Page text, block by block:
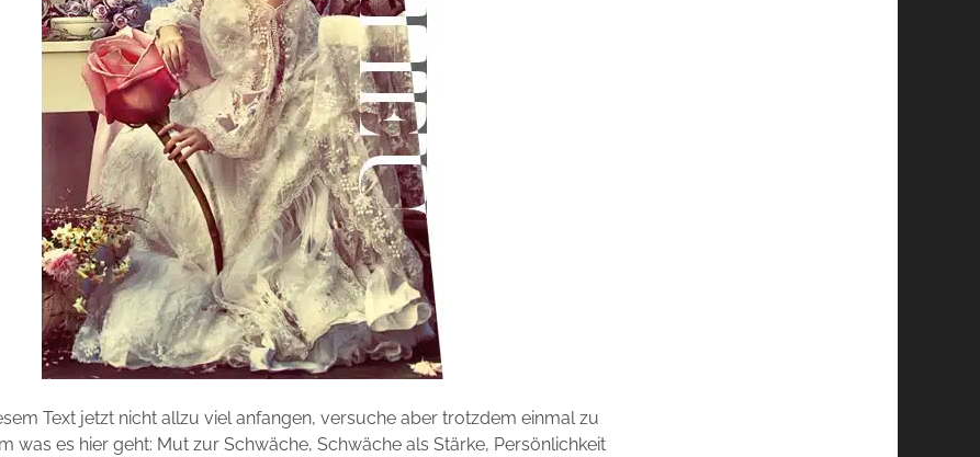
Text jetzt nicht allzu viel anfangen, versuche aber trotzdem einmal zu
was es hier geht: Mut zur Schwäche, Schwäche als Stärke, Persönlichkeit